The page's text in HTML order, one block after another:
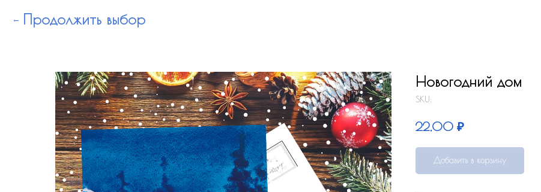
Продолжить выбор
Новогодний дом
SKU:
22,00 ₽
Добавить в корзину